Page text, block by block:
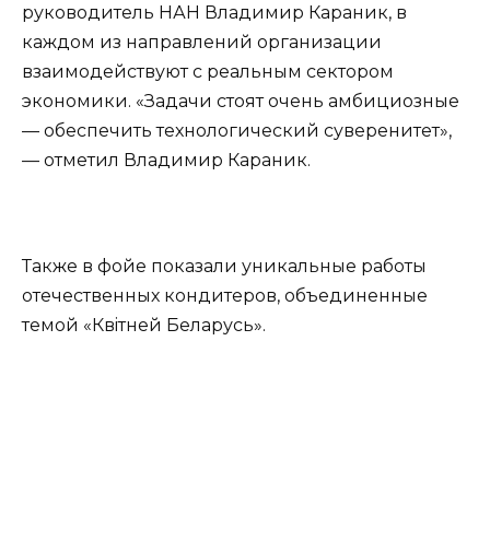
руководитель НАН Владимир Караник, в
каждом из направлений организации
взаимодействуют с реальным сектором
экономики. «Задачи стоят очень амбициозные
— обеспечить технологический суверенитет»,
— отметил Владимир Караник.
Также в фойе показали уникальные работы
отечественных кондитеров, объединенные
темой «Квiтней Беларусь».